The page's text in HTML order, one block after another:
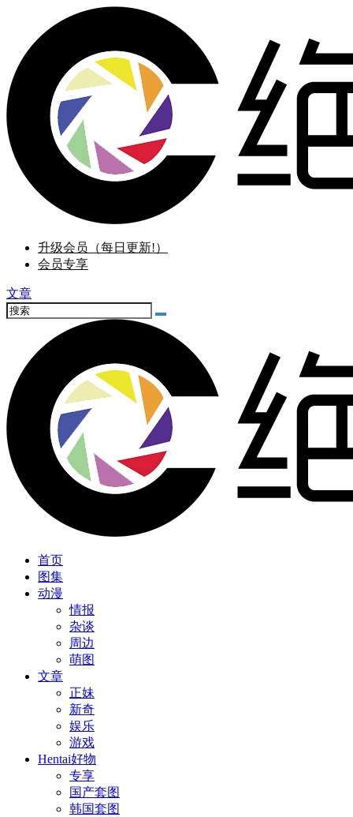
升级会员（每日更新!）
会员专享
文章
首页
图集
动漫
情报
杂谈
周边
萌图
文章
正妹
新奇
娱乐
游戏
Hentai好物
专享
国产套图
韩国套图